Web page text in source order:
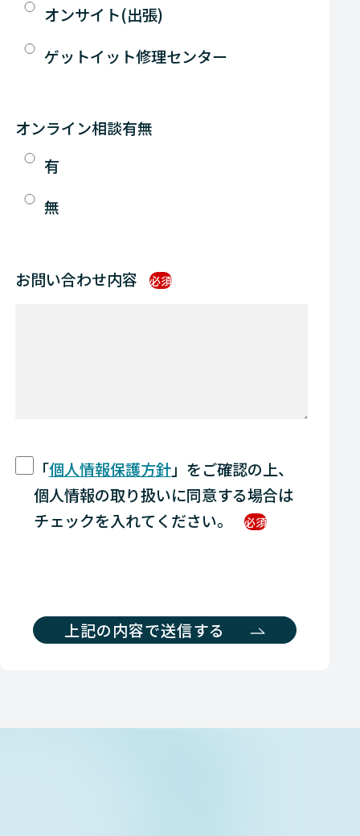
オンサイト(出張)
ゲットイット修理センター
オンライン相談有無
有
無
お問い合わせ内容 必須
「個人情報保護方針」をご確認の上、
個人情報の取り扱いに同意する場合は
チェックを入れてください。
必須
上記の内容で送信する